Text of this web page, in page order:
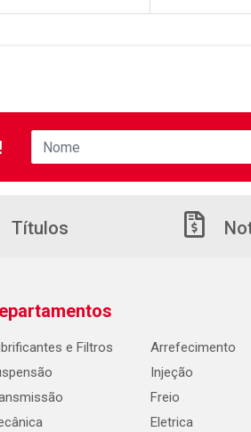
Títulos
e Filtros
Arrefecimento
Injeção
Freio
Eletrica